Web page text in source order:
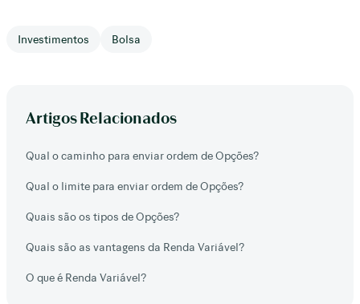
Investimentos Bolsa
Artigos Relacionados
Qual o caminho para enviar ordem de Opções?
Qual o limite para enviar ordem de Opções?
Quais são os tipos de Opções?
Quais são as vantagens da Renda Variável?
O que é Renda Variável?